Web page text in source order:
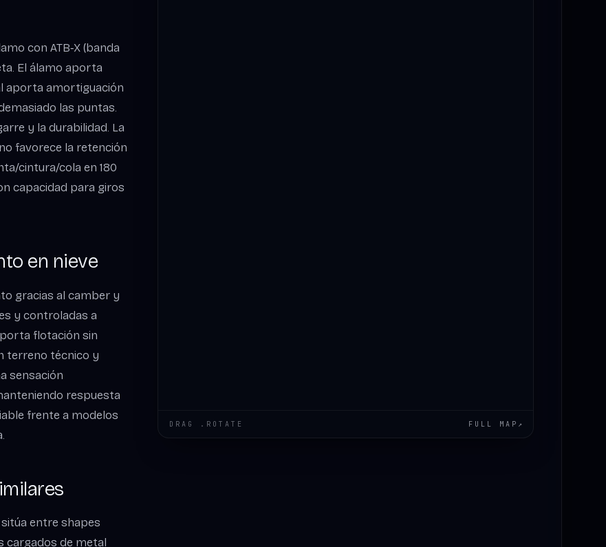
con ATB‑X (banda
El álamo aporta
aporta amortiguación
las puntas.
y la durabilidad. La
favorece la retención
cintura/cola en 180
capacidad para giros
en nieve
gracias al camber y
y controladas a
flotación sin
terreno técnico y
sensación
respuesta
frente a modelos
entre shapes
cargados de metal
DRAG .ROTATE FULL MAP ↗